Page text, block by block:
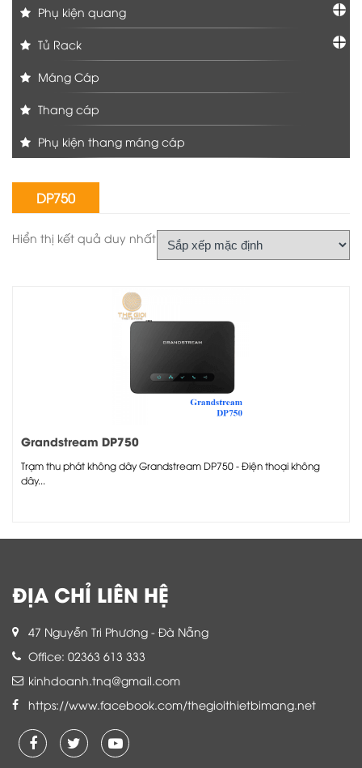
Phụ kiện quang
Tủ Rack
Máng Cáp
Thang cáp
Phụ kiện thang máng cáp
DP750
Hiển thị kết quả duy nhất
Grandstream DP750
Trạm thu phát không dây Grandstream DP750 - Điện thoại không
dây...
ĐỊA CHỈ LIÊN HỆ
47 Nguyễn Tri Phương - Đà Nẵng
Office: 02363 613 333
kinhdoanh.tnq@gmail.com
https://www.facebook.com/thegioithietbimang.net